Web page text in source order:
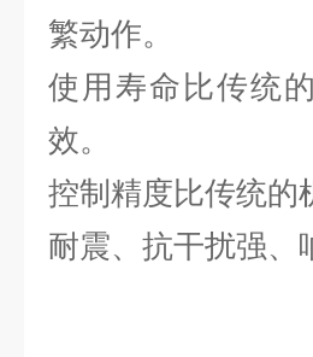
繁动作。
使用寿命比传统
效。
控制精度比传统的
耐震、抗干扰强、